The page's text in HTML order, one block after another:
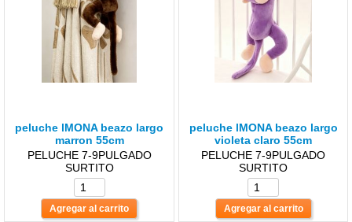
peluche lMONA beazo largo
marron 55cm
PELUCHE 7-9PULGADO
SURTITO
peluche lMONA beazo largo
violeta claro 55cm
PELUCHE 7-9PULGADO
SURTITO